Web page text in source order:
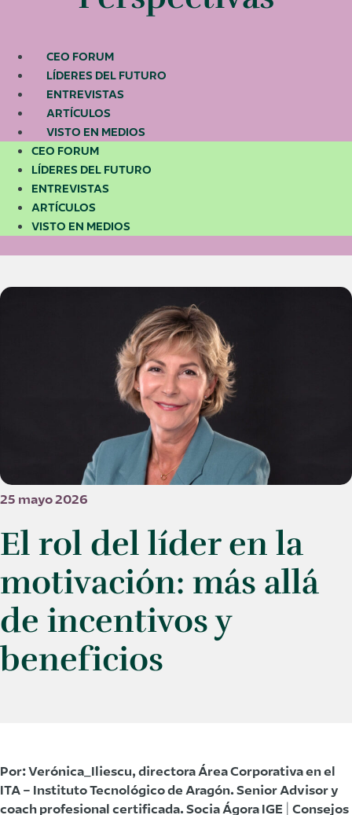
CEO FORUM
LÍDERES DEL FUTURO
ENTREVISTAS
ARTÍCULOS
VISTO EN MEDIOS
CEO FORUM
LÍDERES DEL FUTURO
ENTREVISTAS
ARTÍCULOS
VISTO EN MEDIOS
25 mayo 2026
El rol del líder en la
motivación: más allá
de incentivos y
beneficios
Por: Verónica_Iliescu, directora Área Corporativa en el
ITA – Instituto Tecnológico de Aragón. Senior Advisor y
coach profesional certificada. Socia Ágora IGE | Consejos